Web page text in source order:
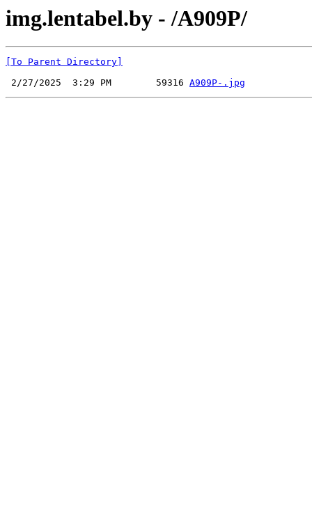
img.lentabel.by - /А909Р/
[To Parent Directory]
2/27/2025  3:29 PM        59316 А909Р-.jpg